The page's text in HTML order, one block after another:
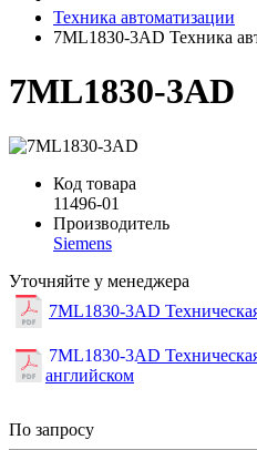
Техника автоматизации
7ML1830-3AD Техника
7ML1830-3AD
Код товара
11496-01
Производитель
Siemens
Уточняйте у менеджера
7ML1830-3AD
7ML1830-3AD
английском
По запросу